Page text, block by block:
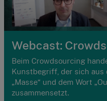
Webcast:
Beim Crowdsourcing
Kunstbegriff, der sich aus
„Masse“ und dem Wort
zusammensetzt.